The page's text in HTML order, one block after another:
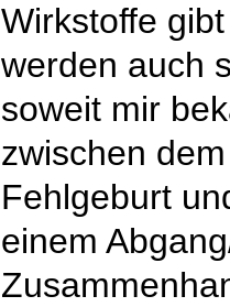
Wirkstoffe
werden auch
soweit mir
zwischen
Fehlgeburt
einem